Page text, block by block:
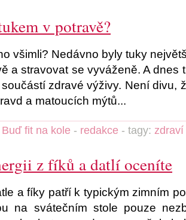
v potravě?
všimli? Nedávno byly tuky
a stravovat se vyváženě. A dnes
zdravé výživy. Není divu,
a matoucích mýtů...
Buď fit na kole - redakce - tagy: zdraví
z fíků a datlí oceníte
a fíky patří k typickým zimním
na svátečním stole pouze